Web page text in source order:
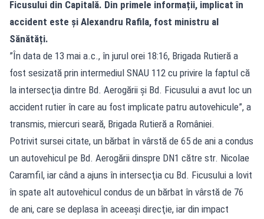
Ficusului din Capitală. Din primele informații, implicat în
accident este și Alexandru Rafila, fost ministru al
Sănătăți.
”În data de 13 mai a.c., în jurul orei 18:16, Brigada Rutieră a
fost sesizată prin intermediul SNAU 112 cu privire la faptul că
la intersecţia dintre Bd. Aerogării şi Bd. Ficusului a avut loc un
accident rutier în care au fost implicate patru autovehicule”, a
transmis, miercuri seară, Brigada Rutieră a României.
Potrivit sursei citate, un bărbat în vârstă de 65 de ani a condus
un autovehicul pe Bd. Aerogării dinspre DN1 către str. Nicolae
Caramfil, iar când a ajuns în intersecţia cu Bd. Ficusului a lovit
în spate alt autovehicul condus de un bărbat în vârstă de 76
de ani, care se deplasa în aceeaşi direcţie, iar din impact